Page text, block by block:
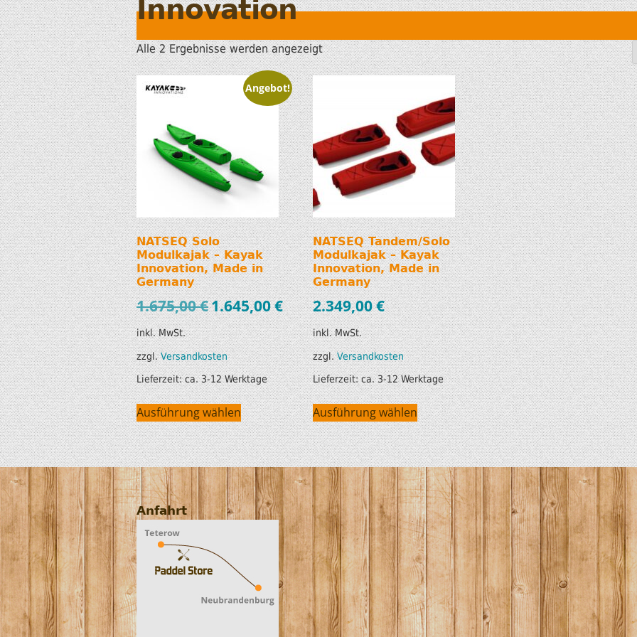
SUP AIR SUP
MODUL KAJAKS
LUFTBOOTE
LEICHTE BOOTE FÜR IHR
WOHNMOBIL
SONDERANGEBOTE/SALE
WILDERNESS
DOPPELPADDEL
STECHPADDEL
WESTEN &
TRANSPORT &
LAGERUNG
BOOTSWAGEN
SPRITZDECKEN/
LUKENDECKEL
RAM ZUBEHÖR
HOBIE KAJAKS
ELEKTROMOTORE
Innovation
Alle 2 Ergebnisse werden angezeigt
Angebot!
NATSEQ Solo
Modulkajak – Kayak
Innovation, Made in
Germany
1.675,00€1.645,00€
inkl. MwSt.
zzgl.Versandkosten
Lieferzeit:ca. 3-12 Werktage
Ausführung wählen
NATSEQ Tandem/Solo
Modulkajak – Kayak
Innovation, Made in
Germany
2.349,00€
inkl. MwSt.
zzgl.Versandkosten
Lieferzeit:ca. 3-12 Werktage
Ausführung wählen
Anfahrt